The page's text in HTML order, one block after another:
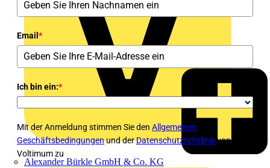
Alexander Bürkle GmbH & Co. KG
Email *
Ich bin ein:*
Mit der Anmeldung stimmen Sie den Allgemeinen
Geschäftsbedingungenund derDatenschutzrichtlinie von
Voltimum zu